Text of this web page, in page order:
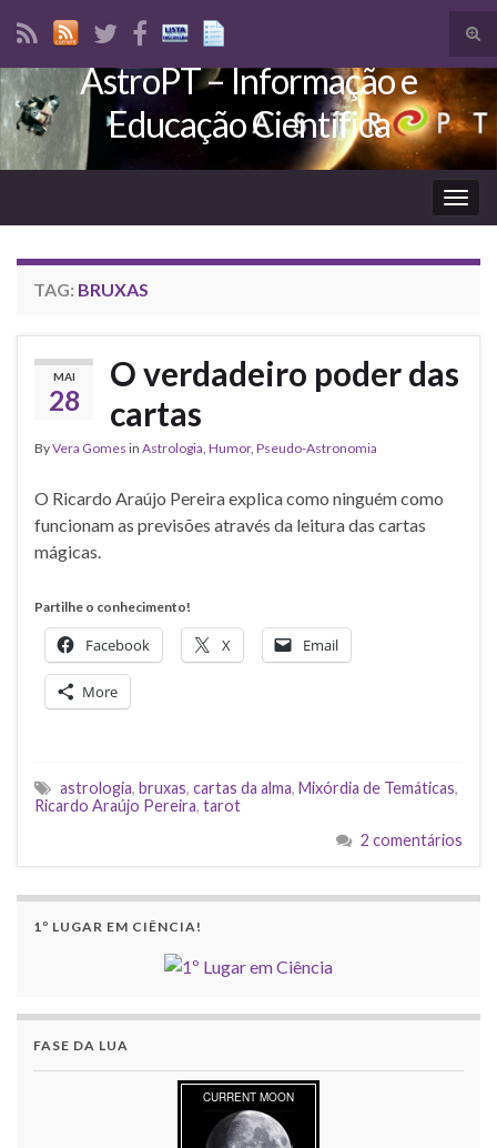
Search for:
AstroPT – Informação e
Educação Científica
TAG: BRUXAS
MAI
28
O verdadeiro poder das
cartas
ByVera Gomes in Astrologia, Humor, Pseudo-Astronomia
O Ricardo Araújo Pereira explica como ninguém como
funcionam as previsões através da leitura das cartas
mágicas.
Partilhe o conhecimento!
Facebook X Email
More
astrologia, bruxas, cartas da alma, Mixórdia de Temáticas,
Ricardo Araújo Pereira, tarot
2 comentários
1º LUGAR EM CIÊNCIA!
FASE DA LUA